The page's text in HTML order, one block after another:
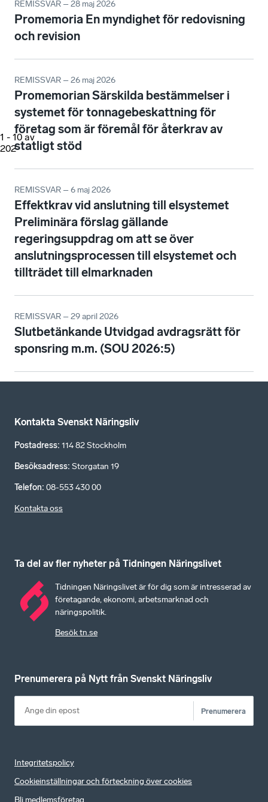
1 - 10 av
202
REMISSVAR – 28 maj 2026
Promemoria En myndighet för redovisning
och revision
REMISSVAR – 26 maj 2026
Promemorian Särskilda bestämmelser i
systemet för tonnagebeskattning för
företag som är föremål för återkrav av
statligt stöd
REMISSVAR – 6 maj 2026
Effektkrav vid anslutning till elsystemet
Preliminära förslag gällande
regeringsuppdrag om att se över
anslutningsprocessen till elsystemet och
tillträdet till elmarknaden
REMISSVAR – 29 april 2026
Slutbetänkande Utvidgad avdragsrätt för
sponsring m.m. (SOU 2026:5)
Kontakta Svenskt Näringsliv
Postadress: 114 82 Stockholm
Besöksadress: Storgatan 19
Telefon: 08-553 430 00
Kontakta oss
Ta del av fler nyheter på Tidningen Näringslivet
Tidningen Näringslivet är för dig som är intresserad av
företagande, ekonomi, arbetsmarknad och
näringspolitik.
Besök tn.se
Prenumerera på Nytt från Svenskt Näringsliv
Prenumerera
Integritetspolicy
Cookieinställningar och förteckning över cookies